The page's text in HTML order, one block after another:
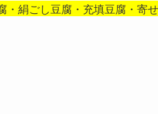
・絹ごし豆腐・充填豆腐・寄